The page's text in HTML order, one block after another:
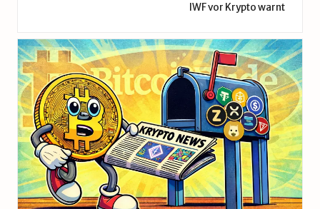
IWF vor Krypto warnt